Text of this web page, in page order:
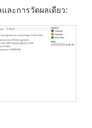
ะการวัดผลเดียว: